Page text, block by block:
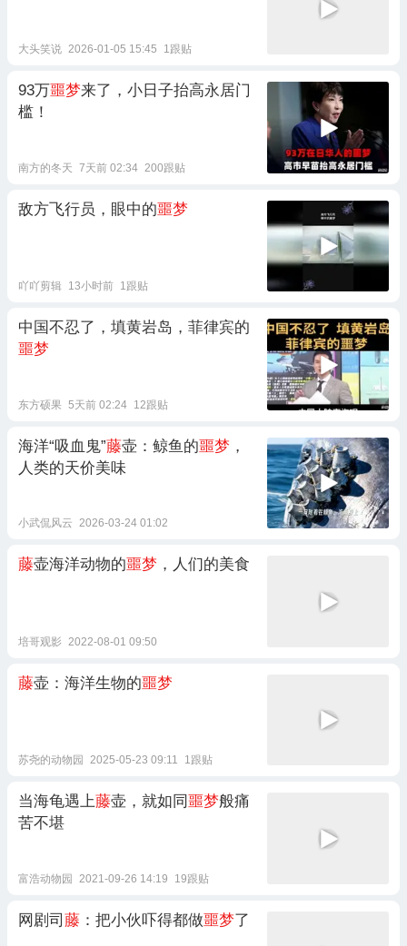
大头笑说 2026-01-05 15:45 1跟贴
93万噩梦来了，小日子抬高永居门
槛！
南方的冬天 7天前 02:34 200跟贴
敌方飞行员，眼中的噩梦
吖吖剪辑 13小时前 1跟贴
中国不忍了，填黄岩岛，菲律宾的
噩梦
东方硕果 5天前 02:24 12跟贴
海洋“吸血鬼”藤壶：鲸鱼的噩梦 ，
人类的天价美味
小武侃风云 2026-03-24 01:02
藤壶海洋动物的噩梦 ，人们的美食
培哥观影 2022-08-01 09:50
藤壶：海洋生物的噩梦
苏尧的动物园 2025-05-23 09:11 1跟贴
当海龟遇上藤壶，就如同噩梦般痛
苦不堪
富浩动物园 2021-09-26 14:19 19跟贴
网剧司 藤 ：把小伙吓得都做噩梦了